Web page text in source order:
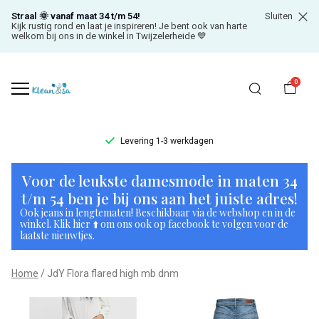
Straal 🌞 vanaf maat 34 t/m 54!
Kijk rustig rond en laat je inspireren! Je bent ook van harte
welkom bij ons in de winkel in Twijzelerheide 💙
Sluiten
0
Levering 1-3 werkdagen
JdY
Flora
flared
high
mb
Voor de leukste damesmode in maten 34
t/m 54 ben je bij ons aan het juiste adres!
Ook jeans in lengtematen! Beschikbaar via de webshop en in de
winkel. Klik hier ⬆️ om ons ook op facebook te volgen voor de
laatste nieuwtjes.
Home JdY Flora flared high mb dnm